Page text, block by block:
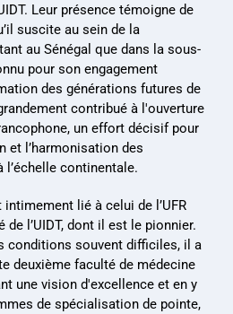
Leur présence témoigne de
suscite au sein de la
au Sénégal que dans la sous-
pour son engagement
des générations futures de
contribué à l'ouverture
un effort décisif pour
et l’harmonisation des
l’échelle continentale.
lié à celui de l’UFR
de l’UIDT, dont il est le pionnier.
conditions souvent difficiles, il a
deuxième faculté de médecine
une vision d'excellence et en y
de spécialisation de pointe,